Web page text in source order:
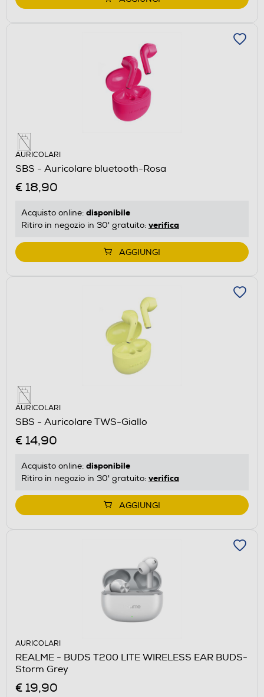
AURICOLARI
SBS - Auricolare bluetooth-Rosa
€ 18,90
Acquisto online: disponibile
Ritiro in negozio in 30' gratuito: verifica
AGGIUNGI
AURICOLARI
SBS - Auricolare TWS-Giallo
€ 14,90
Acquisto online: disponibile
Ritiro in negozio in 30' gratuito: verifica
AGGIUNGI
AURICOLARI
REALME - BUDS T200 LITE WIRELESS EAR BUDS-
Storm Grey
€ 19,90